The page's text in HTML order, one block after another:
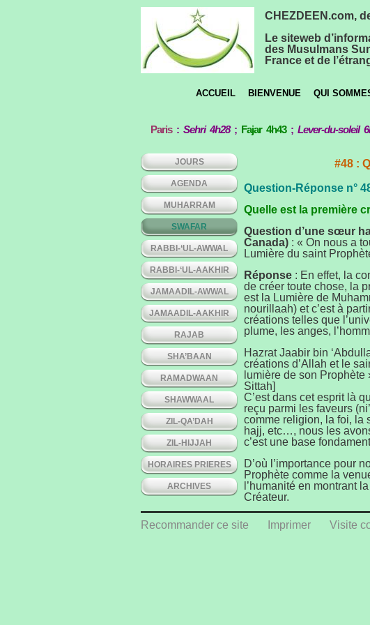
CHEZDEEN.com,
Le siteweb
des Musulmans
France et de
ACCUEIL BIENVENUE QUI
Paris: Sehri 4h28; Fajar 4h43; Lever-du-soleil
JOURS
AGENDA
MUHARRAM
SWAFAR
RABBI-‘UL-AWWAL
RABBI-‘UL-AAKHIR
JAMAADIL-AWWAL
JAMAADIL-AAKHIR
RAJAB
SHA’BAAN
RAMADWAAN
SHAWWAAL
ZIL-QA’DAH
ZIL-HIJJAH
HORAIRES PRIERES
ARCHIVES
#48 :
Question-Réponse n°
Quelle est la première
Question d’une sœur
Canada) : « On nous a
Lumière du saint
Réponse : En effet, la
de créer toute chose, la
est la Lumière de
nourillaah) et c’est à
créations telles que
plume, les anges,
Hazrat Jaabir bin
créations d’Allah et le
lumière de son
Sittah]
C’est dans cet esprit là
reçu parmi les faveurs
comme religion, la foi, la
hajj, etc…, nous les
c’est une base
D’où l’importance pour
Prophète comme la
l’humanité en montrant
Créateur.
Recommander ce site Imprimer Visite